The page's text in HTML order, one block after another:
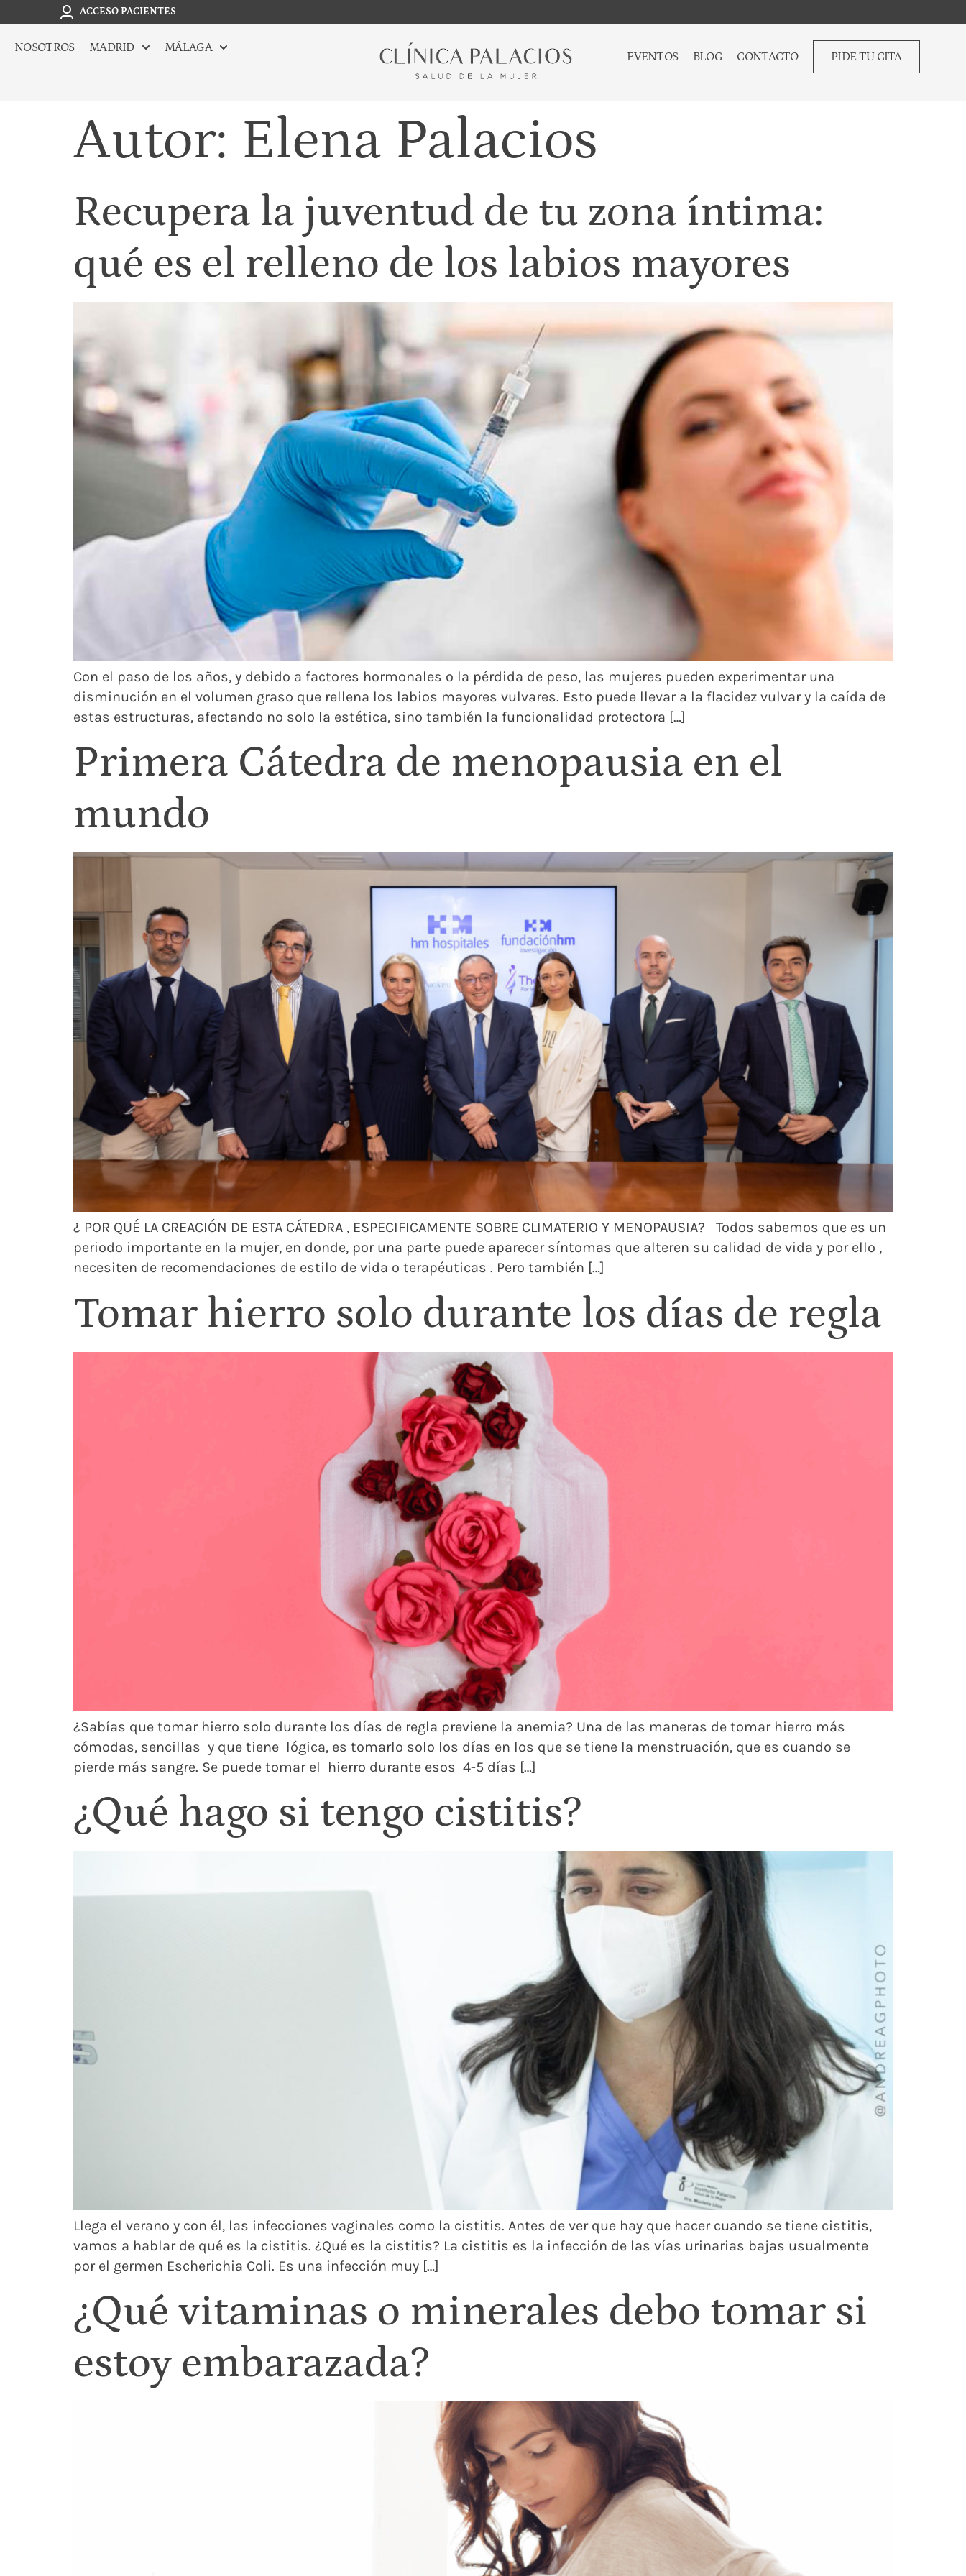
ACCESO PACIENTES
NOSOTROS MADRID MÁLAGA
EVENTOS BLOG CONTACTO PIDE TU CITA
Autor: Elena Palacios
Recupera la juventud de tu zona íntima:
qué es el relleno de los labios mayores
Con el paso de los años, y debido a factores hormonales o la pérdida de peso, las mujeres pueden experimentar una
disminución en el volumen graso que rellena los labios mayores vulvares. Esto puede llevar a la flacidez vulvar y la caída de
estas estructuras, afectando no solo la estética, sino también la funcionalidad protectora […]
Primera Cátedra de menopausia en el
mundo
¿ POR QUÉ LA CREACIÓN DE ESTA CÁTEDRA , ESPECIFICAMENTE SOBRE CLIMATERIO Y MENOPAUSIA? Todos sabemos que es un
periodo importante en la mujer, en donde, por una parte puede aparecer síntomas que alteren su calidad de vida y por ello ,
necesiten de recomendaciones de estilo de vida o terapéuticas . Pero también […]
Tomar hierro solo durante los días de regla
¿Sabías que tomar hierro solo durante los días de regla previene la anemia? Una de las maneras de tomar hierro más
cómodas, sencillas y que tiene lógica, es tomarlo solo los días en los que se tiene la menstruación, que es cuando se
pierde más sangre. Se puede tomar el hierro durante esos 4-5 días […]
¿Qué hago si tengo cistitis?
Llega el verano y con él, las infecciones vaginales como la cistitis. Antes de ver que hay que hacer cuando se tiene cistitis,
vamos a hablar de qué es la cistitis. ¿Qué es la cistitis? La cistitis es la infección de las vías urinarias bajas usualmente
por el germen Escherichia Coli. Es una infección muy […]
¿Qué vitaminas o minerales debo tomar si
estoy embarazada?